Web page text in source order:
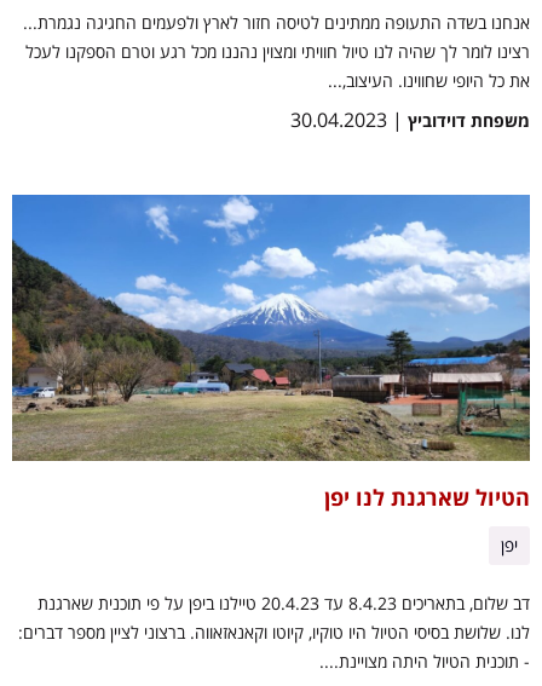
אנחנו בשדה התעופה ממתינים לטיסה חזור לארץ ולפעמים החגיגה נגמרת...
רצינו לומר לך שהיה לנו טיול חוויתי ומצוין נהננו מכל רגע וטרם הספקנו לעכל
את כל היופי שחווינו. העיצוב,...
משפחת דוידוביץ | 30.04.2023
הטיול שארגנת לנו יפן
יפן
דב שלום, בתאריכים 8.4.23 עד 20.4.23 טיילנו ביפן על פי תוכנית שארגנת
לנו. שלושת בסיסי הטיול היו טוקיו, קיוטו וקאנאזאווה. ברצוני לציין מספר דברים:
- תוכנית הטיול היתה מצויינת....